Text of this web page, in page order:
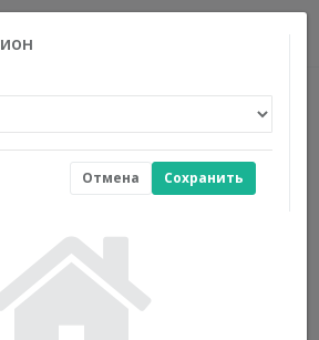
Сохранить
Отмена